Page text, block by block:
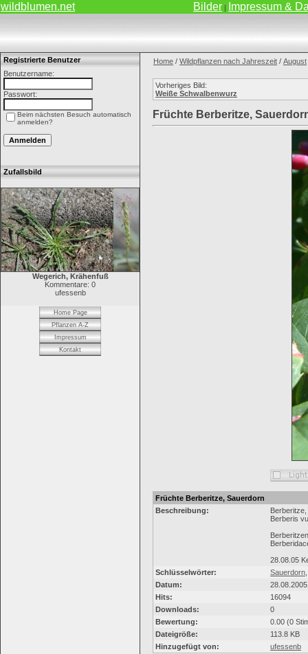
wildblumen.net Bilder | Impressum &
Registrierte Benutzer
Benutzername:
Passwort:
Beim nächsten Besuch automatisch
anmelden?
Zufallsbild
Wegerich, Krähenfuß
Kommentare: 0
ufessenb
Home Page
Pflanzen A-Z
Impressum
Kontakt
Home / Wildpflanzen nach Jahreszeit / August
Vorheriges Bild:
Weiße Schwalbenwurz
Früchte Berberitze,
Früchte Berberitze, Sauerdorn
Beschreibung:
Berberis
28.08.05
Schlüsselwörter:
Sauerdorn
Datum:
Hits:
16094
Downloads:
0
Bewertung:
0.00 (0
Dateigröße:
113.8 KB
Hinzugefügt von:
ufessenb